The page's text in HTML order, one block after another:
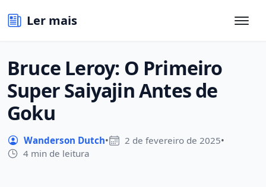
Ler mais
Bruce Leroy: O Primeiro
Super Saiyajin Antes de
Goku
Wanderson Dutch• 2 de fevereiro de 2025•
4 min de leitura